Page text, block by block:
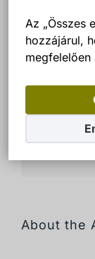
Az „Összes
hozzájárul,
megfelelően
által
About the